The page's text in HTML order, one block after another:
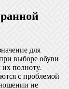
для
выборе обуви
их полноту.
с проблемой
не